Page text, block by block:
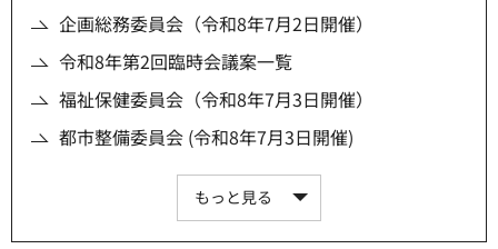
企画総務委員会（令和8年7月2日開催）
令和8年第2回臨時会議案一覧
福祉保健委員会（令和8年7月3日開催）
都市整備委員会 (令和8年7月3日開催)
もっと見る